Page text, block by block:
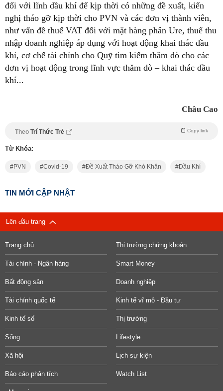
đối với lĩnh dầu khí để kịp thời có những đề xuất, kiến
nghị tháo gỡ kịp thời cho PVN và các đơn vị thành viên,
như vấn đề thuế VAT đối với mặt hàng phân Ure, thuế thu
nhập doanh nghiệp áp dụng với hoạt động khai thác dầu
khí, cơ chế tài chính cho Quỹ tìm kiếm thăm dò cho các
đơn vị hoạt động trong lĩnh vực thăm dò – khai thác dầu
khí...
Châu Cao
Theo Trí Thức Trẻ Copy link
Từ Khóa:
PVN Covid-19 Đề Xuất Tháo Gỡ Khó Khăn Dầu Khí
TIN MỚI CẬP NHẬT
Lên đầu trang
Trang chủ Thị trường chứng khoán
Tài chính - Ngân hàng Smart Money
Bất động sản Doanh nghiệp
Tài chính quốc tế Kinh tế vĩ mô - Đầu tư
Kinh tế số Thị trường
Sống Lifestyle
Xã hội Lịch sự kiện
Báo cáo phân tích Watch List